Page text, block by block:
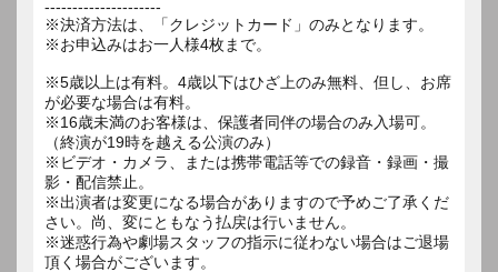
---------------------
※決済方法は、「クレジットカード」のみとなります。
※お申込みはお一人様4枚まで。
※5歳以上は有料。4歳以下はひざ上のみ無料、但し、お席
が必要な場合は有料。
※16歳未満のお客様は、保護者同伴の場合のみ入場可。
（終演が19時を越える公演のみ）
※ビデオ・カメラ、または携帯電話等での録音・録画・撮
影・配信禁止。
※出演者は変更になる場合がありますので予めご了承くだ
さい。尚、変にともなう払戻は行いません。
※迷惑行為や劇場スタッフの指示に従わない場合はご退場
頂く場合がございます。